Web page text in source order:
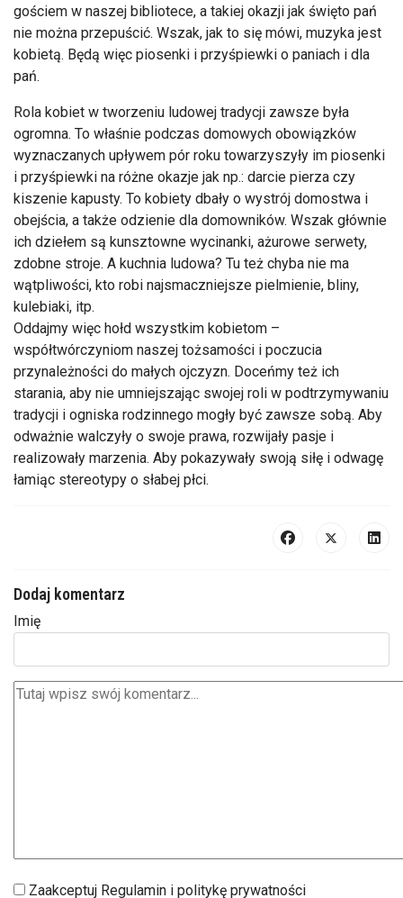
gościem w naszej bibliotece, a takiej okazji jak święto pań
nie można przepuścić. Wszak, jak to się mówi, muzyka jest
kobietą. Będą więc piosenki i przyśpiewki o paniach i dla
pań.
Rola kobiet w tworzeniu ludowej tradycji zawsze była
ogromna. To właśnie podczas domowych obowiązków
wyznaczanych upływem pór roku towarzyszyły im piosenki
i przyśpiewki na różne okazje jak np.: darcie pierza czy
kiszenie kapusty. To kobiety dbały o wystrój domostwa i
obejścia, a także odzienie dla domowników. Wszak głównie
ich dziełem są kunsztowne wycinanki, ażurowe serwety,
zdobne stroje. A kuchnia ludowa? Tu też chyba nie ma
wątpliwości, kto robi najsmaczniejsze pielmienie, bliny,
kulebiaki, itp.
Oddajmy więc hołd wszystkim kobietom –
współtwórczyniom naszej tożsamości i poczucia
przynależności do małych ojczyzn. Doceńmy też ich
starania, aby nie umniejszając swojej roli w podtrzymywaniu
tradycji i ogniska rodzinnego mogły być zawsze sobą. Aby
odważnie walczyły o swoje prawa, rozwijały pasje i
realizowały marzenia. Aby pokazywały swoją siłę i odwagę
łamiąc stereotypy o słabej płci.
Dodaj komentarz
Imię
Zaakceptuj Regulamin i politykę prywatności